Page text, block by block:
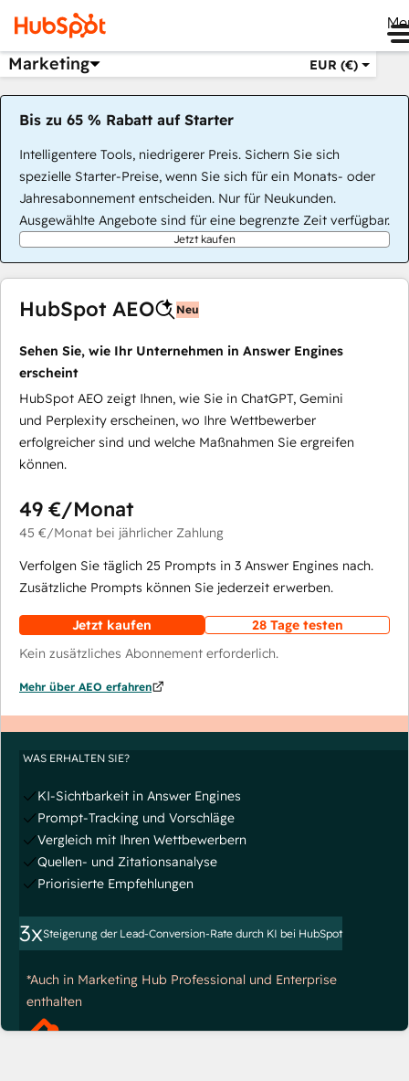
Marketing EUR (€)
Bis zu 65 % Rabatt auf Starter
Intelligentere Tools, niedrigerer Preis. Sichern Sie sich
spezielle Starter-Preise, wenn Sie sich für ein Monats- oder
Jahresabonnement entscheiden. Nur für Neukunden.
Ausgewählte Angebote sind für eine begrenzte Zeit verfügbar.
Jetzt kaufen
HubSpot AEO Neu
Sehen Sie, wie Ihr Unternehmen in Answer Engines
erscheint
HubSpot AEO zeigt Ihnen, wie Sie in ChatGPT, Gemini
und Perplexity erscheinen, wo Ihre Wettbewerber
erfolgreicher sind und welche Maßnahmen Sie ergreifen
können.
49 €/Monat
45 €/Monat bei jährlicher Zahlung
Verfolgen Sie täglich 25 Prompts in 3 Answer Engines nach.
Zusätzliche Prompts können Sie jederzeit erwerben.
Jetzt kaufen
28 Tage testen
Kein zusätzliches Abonnement erforderlich.
Mehr über AEO erfahren
WAS ERHALTEN SIE?
KI-Sichtbarkeit in Answer Engines
Prompt-Tracking und Vorschläge
Vergleich mit Ihren Wettbewerbern
Quellen- und Zitationsanalyse
Priorisierte Empfehlungen
3xSteigerung der Lead-Conversion-Rate durch KI bei HubSpot
*Auch in Marketing Hub Professional und Enterprise
enthalten